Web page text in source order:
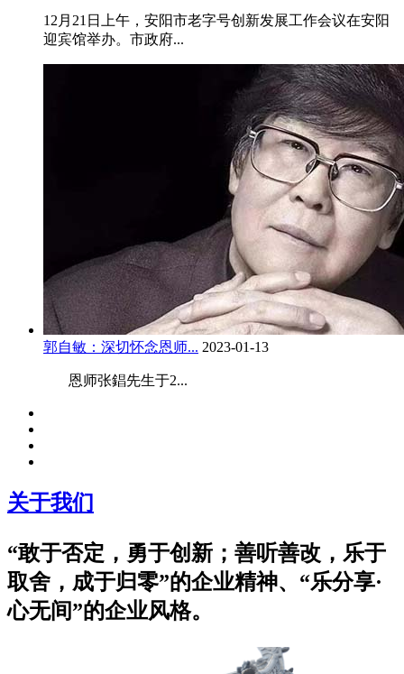
12月21日上午，安阳市老字号创新发展工作会议在安阳
迎宾馆举办。市政府...
郭自敏：深切怀念恩师... 2023-01-13
恩师张錩先生于2...
关于我们
“敢于否定，勇于创新；善听善改，乐于
取舍，成于归零”的企业精神、“乐分享·
心无间”的企业风格。